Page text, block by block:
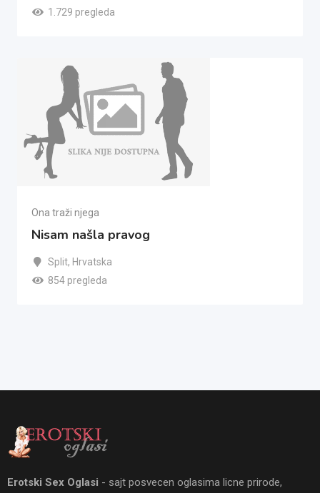
1.729 pregleda
Ona traži njega
Nisam našla pravog
Split, Hrvatska
854 pregleda
Erotski Sex Oglasi - sajt posvecen oglasima licne prirode,